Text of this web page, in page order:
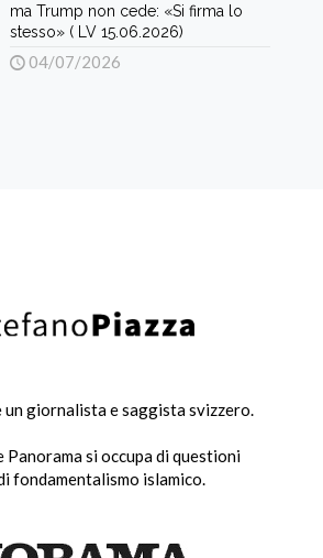
ma Trump non cede: «Si firma lo
stesso» ( LV 15.06.2026)
04/07/2026
un giornalista e saggista svizzero.
Panorama si occupa di questioni
fondamentalismo islamico.